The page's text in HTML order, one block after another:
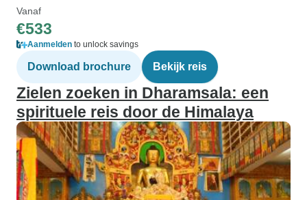
Vanaf
€533
Aanmelden to unlock savings
Download brochure Bekijk reis
Zielen zoeken in Dharamsala: een
spirituele reis door de Himalaya